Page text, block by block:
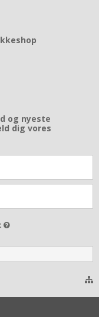
og nyeste
dig vores